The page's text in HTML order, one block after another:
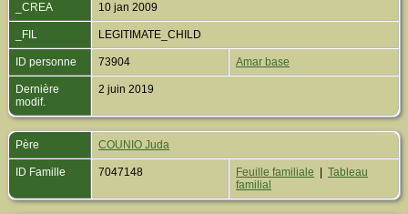
_CREA 10 jan 2009
_FIL LEGITIMATE_CHILD
ID personne 73904 Amar base
Dernière
modif.
2 juin 2019
Père COUNIO Juda
ID Famille 7047148 Feuille familiale
Tableau
familial